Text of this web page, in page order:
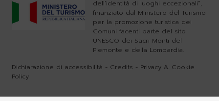
dell’identità di luoghi eccezionali”,
finanziato dal Ministero del Turismo
per la promozione turistica dei
Comuni facenti parte del sito
UNESCO dei Sacri Monti del
Piemonte e della Lombardia.
Dichiarazione di accessibilità - Credits - Privacy & Cookie
Policy